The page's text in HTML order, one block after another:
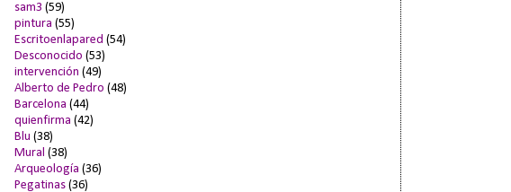
sam3 (59)
pintura (55)
Escritoenlapared (54)
Desconocido (53)
intervención (49)
Alberto de Pedro (48)
Barcelona (44)
quienfirma (42)
Blu (38)
Mural (38)
Arqueología (36)
Pegatinas (36)